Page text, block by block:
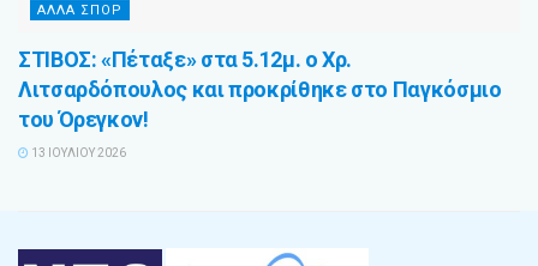
ΑΛΛΑ ΣΠΟΡ
ΣΤΙΒΟΣ: «Πέταξε» στα 5.12μ. ο Χρ.
Λιτσαρδόπουλος και προκρίθηκε στο Παγκόσμιο
του Όρεγκον!
13 ΙΟΥΛΊΟΥ 2026